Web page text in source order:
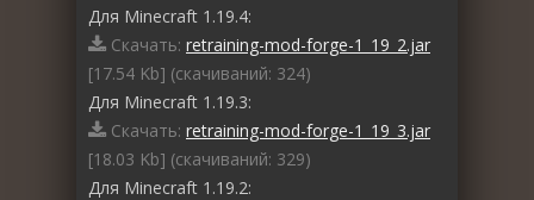
Для Minecraft 1.19.4:
Скачать: retraining-mod-forge-1_19_2.jar
[17.54 Kb] (cкачиваний: 324)
Для Minecraft 1.19.3:
Скачать: retraining-mod-forge-1_19_3.jar
[18.03 Kb] (cкачиваний: 329)
Для Minecraft 1.19.2: